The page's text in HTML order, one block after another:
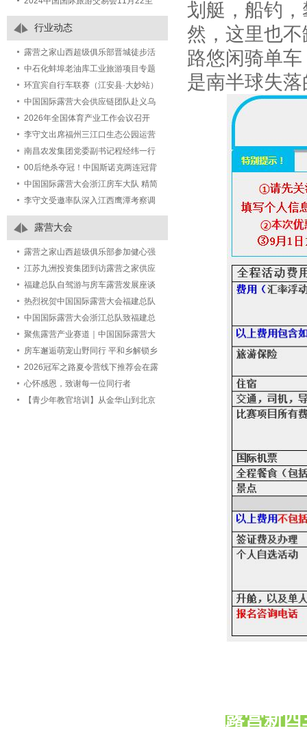
24日在国家会展中心（上海）举办
行业动态
露营之家山西超级俱乐部晋城徒步活
动圆满落幕
中石化蚌埠老油库工业旅游项目专题
研讨会在露营之家五建集团城市更新
事业部举行
环宜宾自行车联赛（江安县·大妙站）
2026第八届江安大妙荷花自行车赛激
情开赛
中国国际露营大会供应链团队赴义乌
植物园考察调研，深化文旅露营产业
合作
2026年全国体育产业工作会议召开
李守文出席福州三江口生态公园运营
项目发布会，签署共建城市绿地活化
新样板合作协议
南昌农发集团党委副书记程经纬一行
考察露营之家全球供应链贸易中心
00后绝杀夺冠！中国斯诺克两连冠背
后藏着体育人才培养新答案
中国国际露营大会浙江房车大队 精简
官方简介
李守文受邀率队深入江西鹰潭考察调
研文体旅产业生态：以“三链合一”破
解“两长两短”
露营大会
露营之家山西超级俱乐部参加健心强
身迎省运 悦己助人公益行2026百城万
人健心跑-长治站活动圆满结束！
江苏九洲投资集团到访露营之家供应
链贸易中心，共商跨区域产业合作蓝
图
福建总队自驾游与房车露营发展座谈
会顺利召开！
热烈祝贺中国国际露营大会福建总队
各地市大队授牌仪式圆满成功！
中国国际露营大会浙江总队致福建总
队祝贺函
聚焦露营产业赛道｜中国国际露营大
会TOP计划企业代表团赴郑州实地考
察洽谈
房车邂逅萌宠山野同行 平和乡解锁乡
村露营文旅新赛道
2026冠军之路夏令营线下推荐会在露
营之家金华全球供应链中心举办
心怀感恩，致谢每一位同行者
【青少年教官培训】从金华山到北京
划艇，船钓
然，这里也
路悠闲骑单
是南半球失
露营新